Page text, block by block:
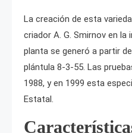
La creación de esta
criador A. G. Smirnov en la
planta se generó a partir
plántula 8-3-55. Las
1988, y en 1999 esta
Estatal.